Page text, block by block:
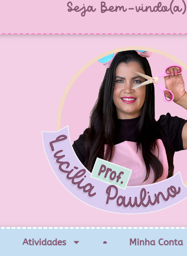
Seja Bem-vindo(a)
Atividades Minha Conta